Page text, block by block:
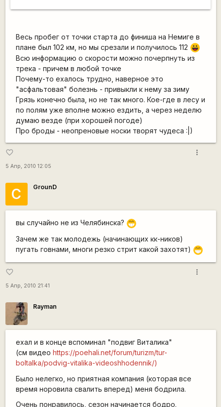
Весь пробег от точки старта до финиша на Немиге в
плане был 102 км, но мы срезали и получилось 112 |-))
Всю информацию о скорости можно почерпнуть из
трека - причем в любой точке
Почему-то ехалось трудно, наверное это
"асфальтовая" болезнь - привыкли к нему за зиму
Грязь конечно была, но не так много. Кое-где в лесу и
по полям уже вполне можно ездить, а через неделю
думаю везде (при хорошей погоде)
Про броды - неопреновые носки творят чудеса :|)
favorite_border
5 Апр, 2010 12:05
more_vert
С GrounD
вы случайно не из Челябинска? ;D
Зачем же так молодежь (начинающих кк-ников)
пугать говнами, многи резко стрит какой захотят) ;D
favorite_border
5 Апр, 2010 21:41
more_vert
Rаyman
ехал и в конце вспоминал "подвиг Виталика"
(см видео https://poehali.net/forum/turizm/tur-
boltalka/podvig-vitalika-videoshhodennik/)
Было нелегко, но приятная компания (которая все
время норовила свалить вперед) меня бодрила.
Очень понравилось, сезон начинается бодро.